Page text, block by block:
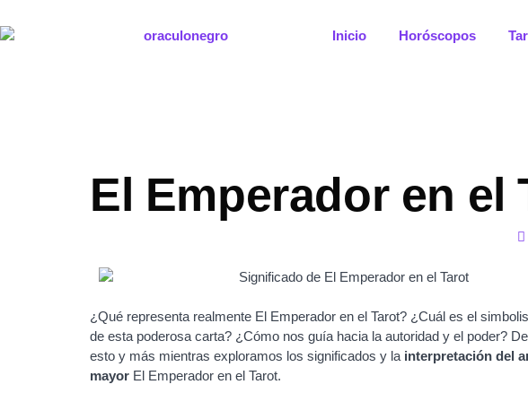
al
Inicio Horóscopos
El Emperador en
¿Qué representa realmente El Emperador en el Tarot? ¿Cuál es el
de esta poderosa carta? ¿Cómo nos guía hacia la autoridad y el poder?
esto y más mientras exploramos los significados y la interpretación del
mayor El Emperador en el Tarot.